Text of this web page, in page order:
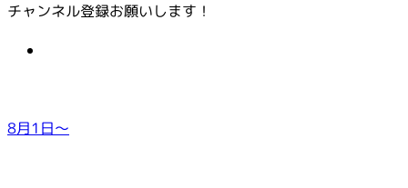
チャンネル登録お願いします！
8月1日～